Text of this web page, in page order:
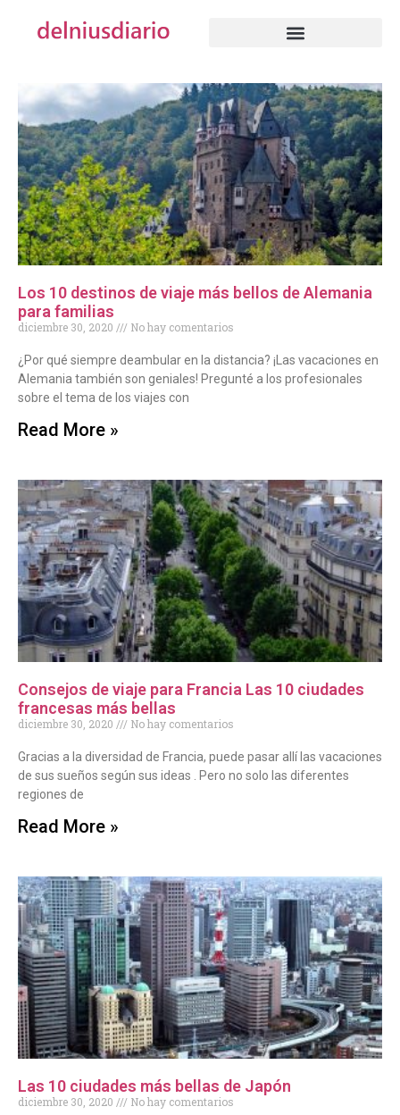
Los 10 destinos de viaje más bellos de Alemania
para familias
diciembre 30, 2020 No hay comentarios
¿Por qué siempre deambular en la distancia? ¡Las vacaciones en
Alemania también son geniales! Pregunté a los profesionales
sobre el tema de los viajes con
Read More »
Consejos de viaje para Francia Las 10 ciudades
francesas más bellas
diciembre 30, 2020 No hay comentarios
Gracias a la diversidad de Francia, puede pasar allí las vacaciones
de sus sueños según sus ideas . Pero no solo las diferentes
regiones de
Read More »
Las 10 ciudades más bellas de Japón
diciembre 30, 2020 No hay comentarios